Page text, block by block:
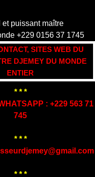
SITES WEB DU
DJEMEY DU MONDE
ENTIER
* * *
: +229 563 71
745
* * *
* * *